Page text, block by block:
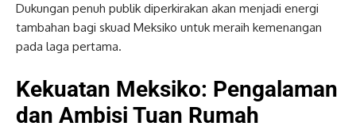
Dukungan penuh publik diperkirakan akan menjadi energi
tambahan bagi skuad Meksiko untuk meraih kemenangan
pada laga pertama.
Kekuatan Meksiko: Pengalaman
dan Ambisi Tuan Rumah